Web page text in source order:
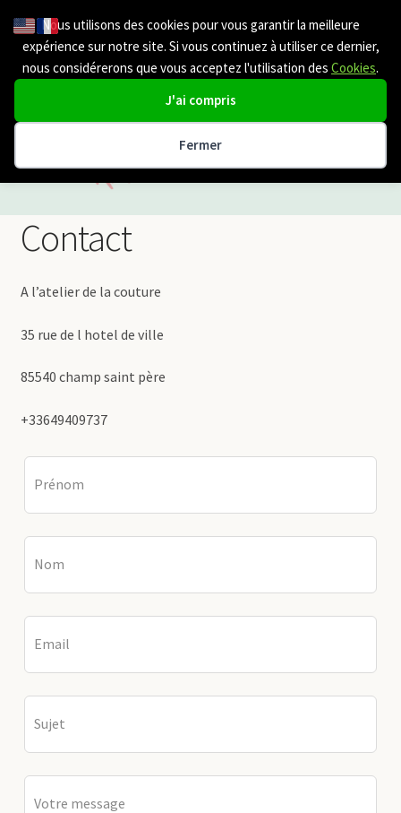
Nous utilisons des cookies pour vous garantir la meilleure
expérience sur notre site. Si vous continuez à utiliser ce dernier,
nous considérerons que vous acceptez l'utilisation des Cookies.
J'ai compris
Fermer
Aller
à
la
Aller
au
contenu
Menu
Etole mariage
Contact
A l’atelier de la couture
35 rue de l hotel de ville
85540 champ saint père
+33649409737
Leave
this
field
Prénom
Nom
Email
Sujet
Votre message